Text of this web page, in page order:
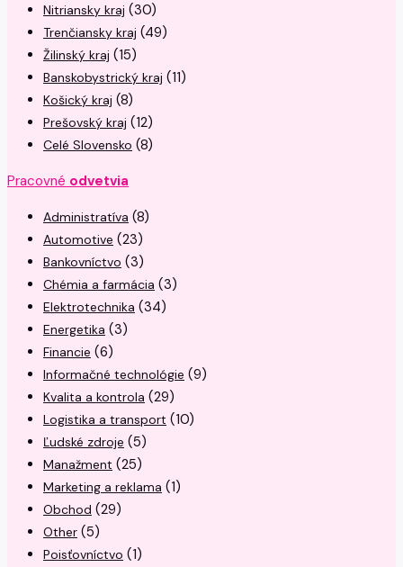
Nitriansky kraj (30)
Trenčiansky kraj (49)
Žilinský kraj (15)
Banskobystrický kraj (11)
Košický kraj (8)
Prešovský kraj (12)
Celé Slovensko (8)
Pracovné odvetvia
Administratíva (8)
Automotive (23)
Bankovníctvo (3)
Chémia a farmácia (3)
Elektrotechnika (34)
Energetika (3)
Financie (6)
Informačné technológie (9)
Kvalita a kontrola (29)
Logistika a transport (10)
Ľudské zdroje (5)
Manažment (25)
Marketing a reklama (1)
Obchod (29)
Other (5)
Poisťovníctvo (1)